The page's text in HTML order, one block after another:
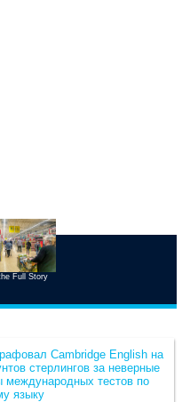
Full Story
Cambridge English на
стерлингов за неверные
международных тестов по
языку